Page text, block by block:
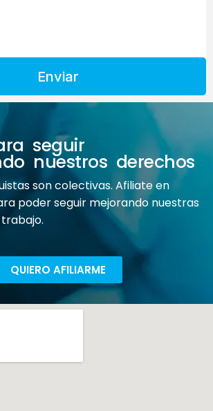
Enviar
seguir
nuestros derechos
son colectivas. Afiliate en
poder seguir mejorando nuestras
QUIERO AFILIARME